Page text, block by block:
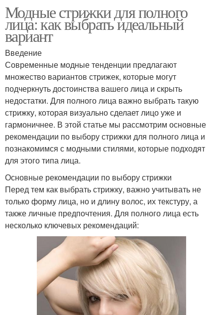
Модные стрижки для полного
лица: как выбрать идеальный
вариант
Введение
Современные модные тенденции предлагают
множество вариантов стрижек, которые могут
подчеркнуть достоинства вашего лица и скрыть
недостатки. Для полного лица важно выбрать такую
стрижку, которая визуально сделает лицо уже и
гармоничнее. В этой статье мы рассмотрим основные
рекомендации по выбору стрижки для полного лица и
познакомимся с модными стилями, которые подходят
для этого типа лица.
Основные рекомендации по выбору стрижки
Перед тем как выбрать стрижку, важно учитывать не
только форму лица, но и длину волос, их текстуру, а
также личные предпочтения. Для полного лица есть
несколько ключевых рекомендаций: